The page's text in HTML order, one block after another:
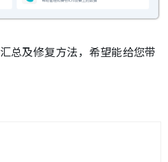
总及修复方法，希望能给您带